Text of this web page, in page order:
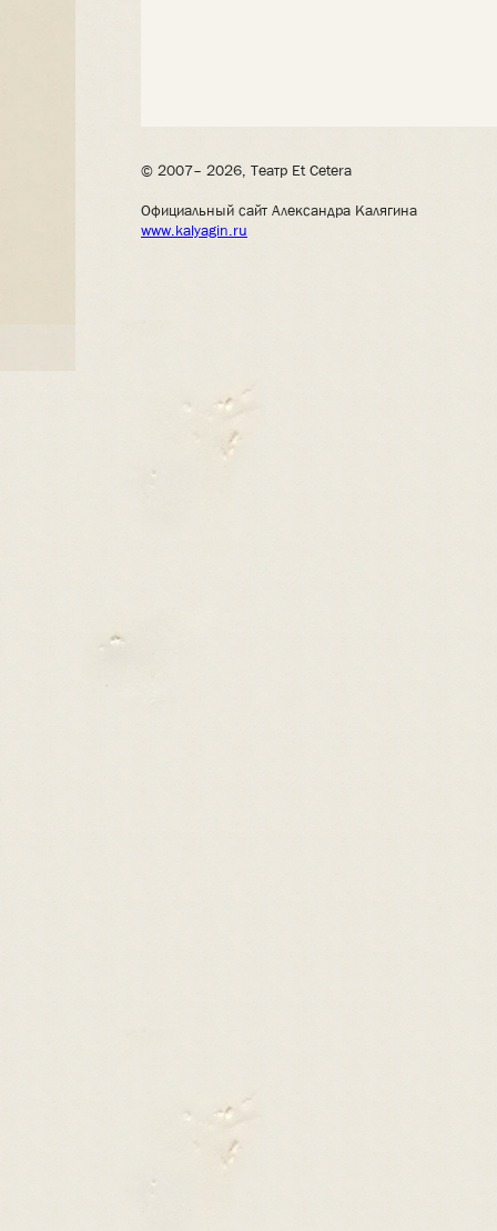
© 2007– 2026, Театр Et Cetera
Официальный сайт Александра Калягина
www.kalyagin.ru